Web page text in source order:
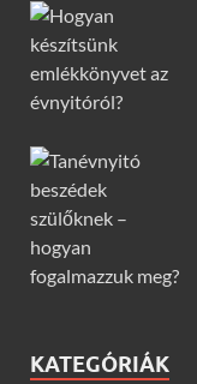
KATEGÓRIÁK